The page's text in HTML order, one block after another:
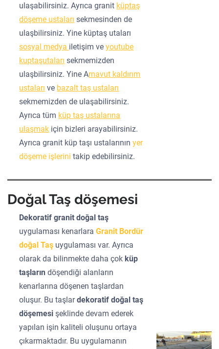
ulaşabilirsiniz. Ayrıca granit küptaş
döşeme ustaları sekmesinden de
ulaşbilirsiniz. Yine küptaş utaları
sosyal medya iletişim veyoutube
kuptaşutaları sekmemizden
ulaşbilirsiniz. Yine Arnavut kaldırım
ustaları ve bazalt taş ustaları
sekmemizden de ulaşabilirsiniz.
Ayrıca tüm küp taş ustalarına
ulaşmak için bizleri arayabilirsiniz.
Ayrıca granit küp taşı ustalarının yer
döşeme işlerini takip edebilirsiniz.
Doğal Taş döşemesi
Dekoratif granit doğal taş
uygulaması kenarlaraGranit Bordür
doğal Taş uygulaması var. Ayrıca
olarak da bilinmekte daha çok küp
taşların döşendiği alanların
kenarlarına döşenen taşlardan
oluşur. Bu taşlardekoratif doğal taş
döşemesişeklinde devam ederek
yapılan işin kaliteli oluşunu ortaya
çıkarmaktadır. Bu uygulamanın